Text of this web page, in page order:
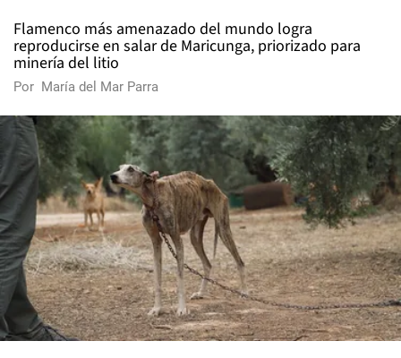
Flamenco más amenazado del mundo logra
reproducirse en salar de Maricunga, priorizado para
minería del litio
Por María del Mar Parra